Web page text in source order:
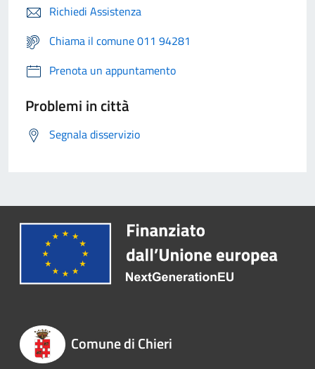
Richiedi Assistenza
Chiama il comune 011 94281
Prenota un appuntamento
Problemi in città
Segnala disservizio
Comune di Chieri